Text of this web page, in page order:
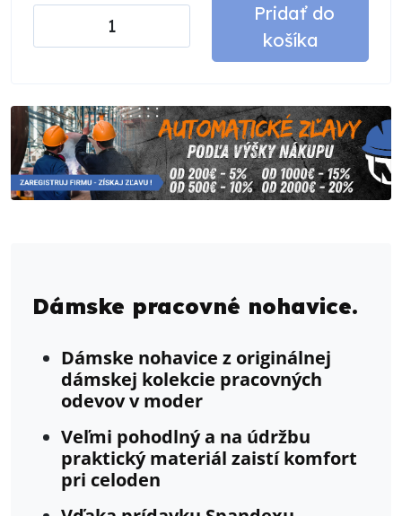
Pridať do
košíka
Dámske pracovné nohavice.
Dámske nohavice z originálnej
dámskej kolekcie pracovných
odevov v moder
Veľmi pohodlný a na údržbu
praktický materiál zaistí komfort
pri celoden